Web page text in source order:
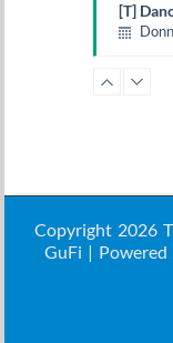
[T]
BOP &
Copyright 2026
GuFi | Powered